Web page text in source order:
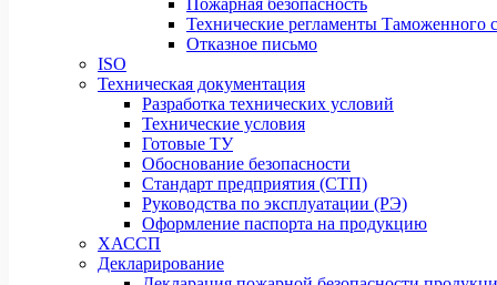
Пожарная безопасность
Технические регламенты Таможенного
Отказное письмо
ISO
Техническая документация
Разработка технических условий
Технические условия
Готовые ТУ
Обоснование безопасности
Стандарт предприятия (СТП)
Руководства по эксплуатации (РЭ)
Оформление паспорта на продукцию
ХАССП
Декларирование